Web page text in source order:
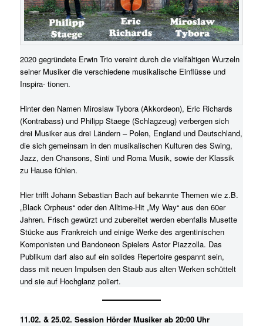
2020 gegründete Erwin Trio vereint durch die vielfältigen Wurzeln
seiner Musiker die verschiedene musikalische Einflüsse und
Inspira- tionen.
Hinter den Namen Miroslaw Tybora (Akkordeon), Eric Richards
(Kontrabass) und Philipp Staege (Schlagzeug) verbergen sich
drei Musiker aus drei Ländern – Polen, England und Deutschland,
die sich gemeinsam in den musikalischen Kulturen des Swing,
Jazz, den Chansons, Sinti und Roma Musik, sowie der Klassik
zu Hause fühlen.
Hier trifft Johann Sebastian Bach auf bekannte Themen wie z.B.
„Black Orpheus“ oder den Alltime-Hit „My Way“ aus den 60er
Jahren. Frisch gewürzt und zubereitet werden ebenfalls Musette
Stücke aus Frankreich und einige Werke des argentinischen
Komponisten und Bandoneon Spielers Astor Piazzolla. Das
Publikum darf also auf ein solides Repertoire gespannt sein,
dass mit neuen Impulsen den Staub aus alten Werken schüttelt
und sie auf Hochglanz poliert.
11.02. & 25.02. Session Hörder Musiker ab 20:00 Uhr